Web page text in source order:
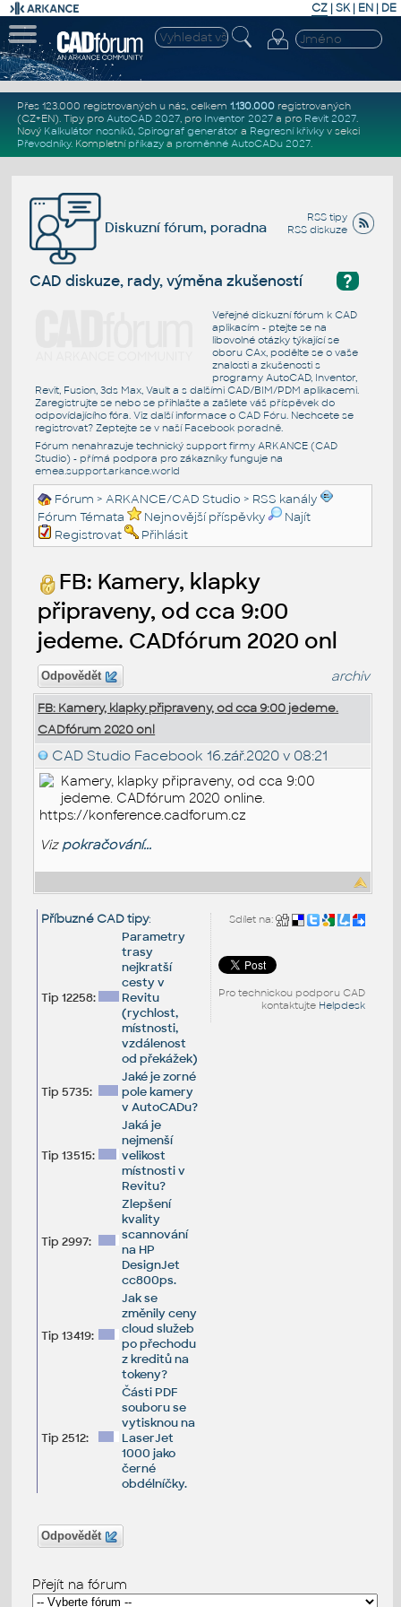
CZ | SK| EN | DE
Přes 123.000 registrovaných u nás, celkem 1.130.000registrovaných
(CZ+EN). Tipy pro AutoCAD 2027, pro Inventor 2027a pro Revit 2027.
Nový Kalkulátor nosníků, Spirograf generátor a Regresní křivkyv sekci
Převodníky. Kompletní příkazya proměnné AutoCADu 2027.
RSS tipy
RSS diskuze
Diskuzní fórum, poradna
?
CAD diskuze, rady, výměna zkušeností
Veřejné diskuzní fórum k CAD
aplikacím - ptejte se na
libovolné otázky týkající se
oboru CAx, podělte se o vaše
znalosti a zkušenosti s
programy AutoCAD, Inventor,
Revit, Fusion, 3ds Max, Vault a s dalšími CAD/BIM/PDM aplikacemi.
Zaregistrujte se nebo se přihlašte a zašlete váš příspěvek do
odpovídajícího fóra. Viz další informace o CAD Fóru. Nechcete se
registrovat? Zeptejte se v naší Facebook poradně.
Fórum nenahrazuje technický support firmy ARKANCE (CAD
Studio) - přímá podpora pro zákazníky funguje na
emea.support.arkance.world
Fórum >ARKANCE/CAD Studio > RSS kanály
Fórum Témata
Nejnovější příspěvky
Najít
Registrovat
Přihlásit
FB: Kamery, klapky
připraveny, od cca 9:00
jedeme. CADfórum 2020 onl
Odpovědět archiv
FB: Kamery, klapky připraveny, od cca 9:00 jedeme.
CADfórum 2020 onl
CAD Studio Facebook 16.zář.2020 v 08:21
Kamery, klapky připraveny, od cca 9:00
jedeme. CADfórum 2020 online.
https://konference.cadforum.cz
Viz pokračování...
Sdílet na:
Pro technickou podporu CAD
kontaktujte Helpdesk
Příbuzné CAD tipy:
Tip 12258:
Parametry
trasy
nejkratší
cesty v
Revitu
(rychlost,
místnosti,
vzdálenost
od překážek)
Tip 5735:
Jaké je zorné
pole kamery
v AutoCADu?
Tip 13515:
Jaká je
nejmenší
velikost
místnosti v
Revitu?
Tip 2997:
Zlepšení
kvality
scannování
na HP
DesignJet
cc800ps.
Tip 13419:
Jak se
změnily ceny
cloud služeb
po přechodu
z kreditů na
tokeny?
Tip 2512:
Části PDF
souboru se
vytisknou na
LaserJet
1000 jako
černé
obdélníčky.
Odpovědět
Přejít na fórum